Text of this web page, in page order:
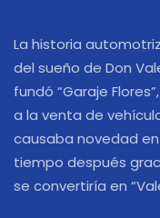
La historia
del sueño de Don
fundó “Garaje
a la venta de
causaba novedad
tiempo después
se convertiría en